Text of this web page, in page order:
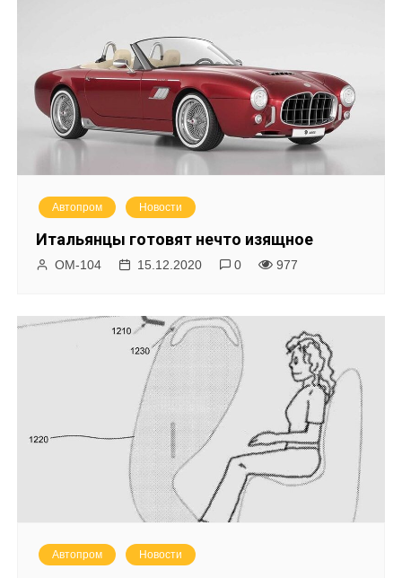
Автопром Новости
Итальянцы готовят нечто изящное
ОМ-104 15.12.2020 0 977
Автопром Новости